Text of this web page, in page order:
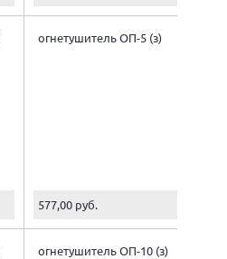
огнетушитель ОП-5 (з)
577,00 руб.
огнетушитель ОП-10 (з)